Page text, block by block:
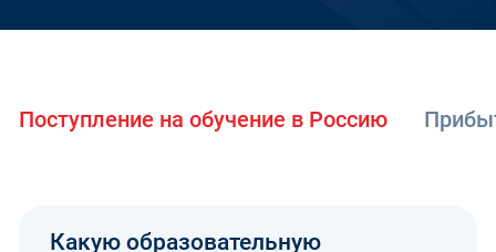
Поступление на обучение в Россию
Какую образовательную